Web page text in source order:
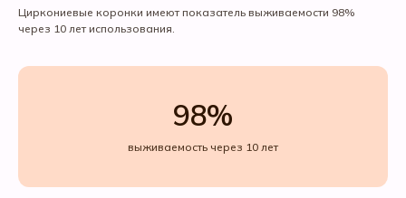
Циркониевые коронки имеют показатель выживаемости 98%
через 10 лет использования.
98%
выживаемость через 10 лет